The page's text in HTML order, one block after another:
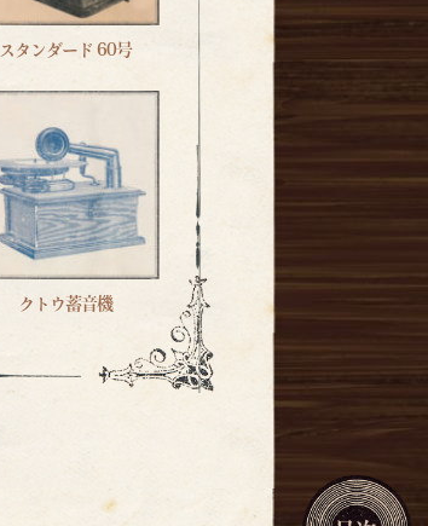
スタンダード 60号
クトウ蓄音機